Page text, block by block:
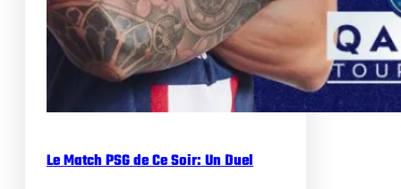
Le Match PSG de Ce Soir: Un Duel